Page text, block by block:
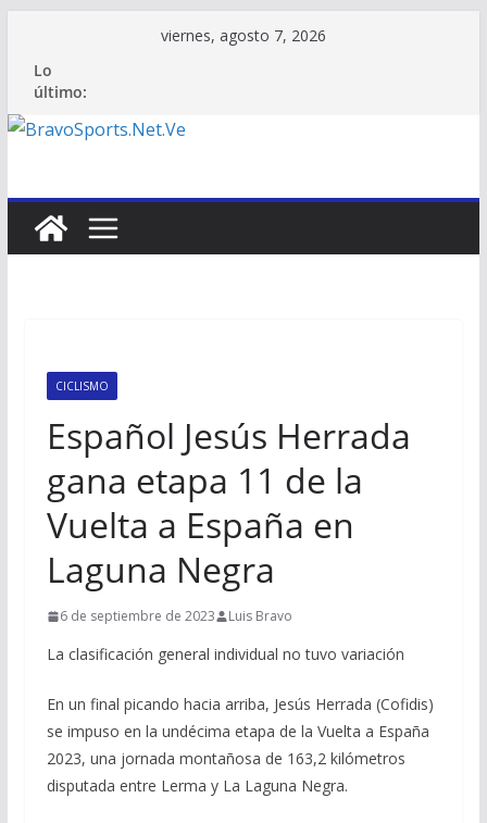
contenido
viernes, agosto 7, 2026
Lo
último:
CICLISMO
Español Jesús Herrada
gana etapa 11 de la
Vuelta a España en
Laguna Negra
6 de septiembre de 2023 Luis Bravo
La clasificación general individual no tuvo variación
En un final picando hacia arriba, Jesús Herrada (Cofidis)
se impuso en la undécima etapa de la Vuelta a España
2023, una jornada montañosa de 163,2 kilómetros
disputada entre Lerma y La Laguna Negra.